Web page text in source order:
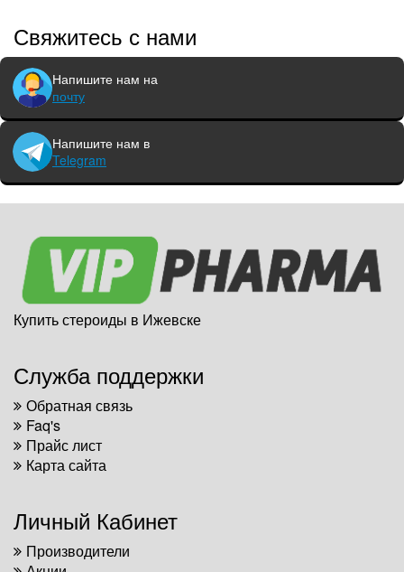
Свяжитесь с нами
Напишите нам на
почту
Напишите нам в
Telegram
Купить стероиды в Ижевске
Служба поддержки
Обратная связь
Faq's
Прайс лист
Карта сайта
Личный Кабинет
Производители